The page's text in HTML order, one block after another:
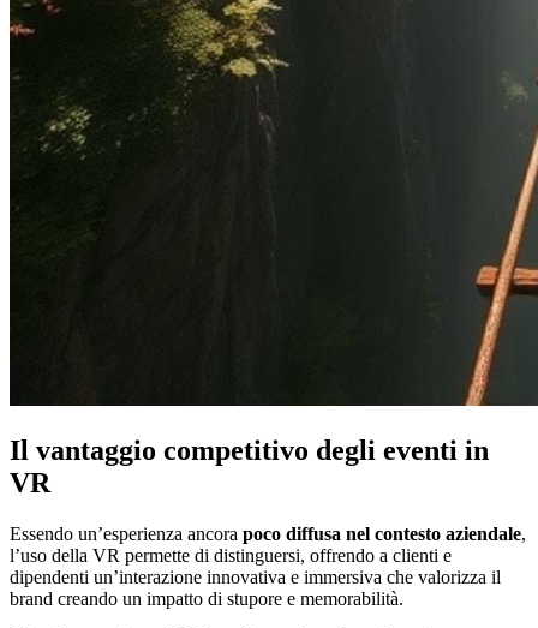
Il vantaggio competitivo degli eventi in
VR
Essendo un’esperienza ancora poco diffusa nel contesto aziendale,
l’uso della VR permette di distinguersi, offrendo a clienti e
dipendenti un’interazione innovativa e immersiva che valorizza il
brand creando un impatto di stupore e memorabilità.